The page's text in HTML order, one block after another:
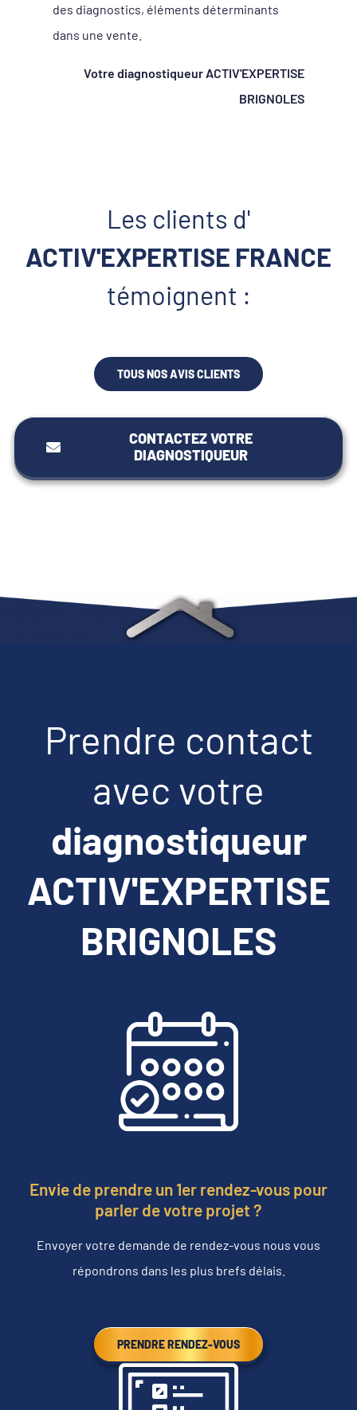
des diagnostics, éléments déterminants
dans une vente.
Votre diagnostiqueur ACTIV'EXPERTISE
BRIGNOLES
Les clients d'
ACTIV'EXPERTISE FRANCE
témoignent :
TOUS NOS AVIS CLIENTS
CONTACTEZ VOTRE
DIAGNOSTIQUEUR
Prendre contact
avec votre
diagnostiqueur
ACTIV'EXPERTISE
BRIGNOLES
Envie de prendre un 1er rendez-vous pour
parler de votre projet ?
Envoyer votre demande de rendez-vous nous vous
répondrons dans les plus brefs délais.
PRENDRE RENDEZ-VOUS